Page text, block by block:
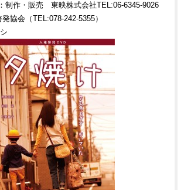
制作・販売 東映株式会社TEL:06-6345-9026
協会（TEL:078-242-5355）